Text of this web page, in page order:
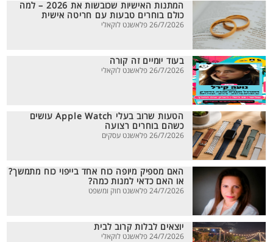
המתנות האישיות שכובשות את 2026 – למה
כולם בוחרים טבעות עם חריטה אישית
26/7/2026 פלאשנט לוקאלי
בעוד יומיים זה קורה
26/7/2026 פלאשנט לוקאלי
הטעות שרוב בעלי Apple Watch עושים
כשהם בוחרים רצועה
26/7/2026 פלאשנט עסקים
האם מספיק מיופה כוח אחד בייפוי כוח מתמשך?
או האם כדאי למנות כמה?
24/7/2026 פלאשנט חוק ומשפט
יוצאים לבלות קרוב לבית
24/7/2026 פלאשנט לוקאלי